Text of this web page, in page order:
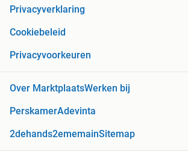
Privacyverklaring
Cookiebeleid
Privacyvoorkeuren
Over MarktplaatsWerken bij
PerskamerAdevinta
2dehands2ememainSitemap